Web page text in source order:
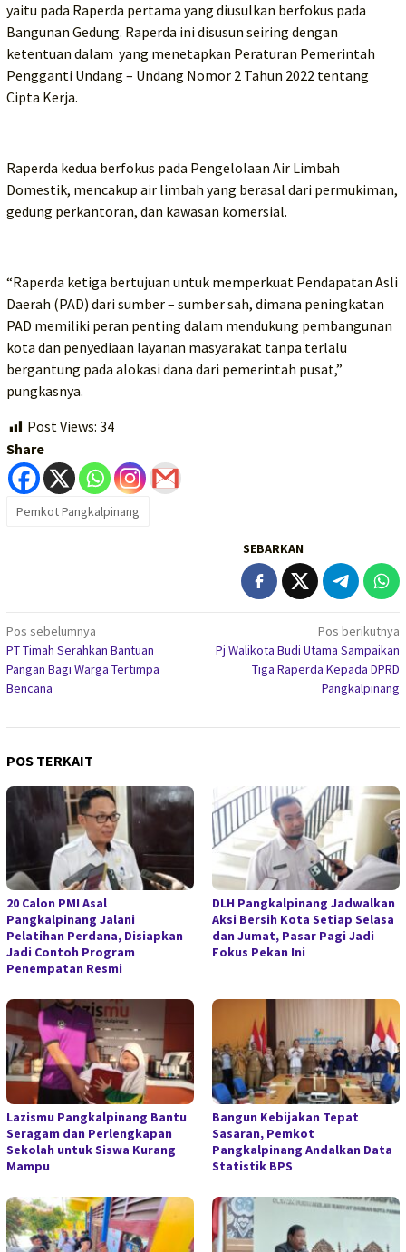
yaitu pada Raperda pertama yang diusulkan berfokus pada
Bangunan Gedung. Raperda ini disusun seiring dengan
ketentuan dalam yang menetapkan Peraturan Pemerintah
Pengganti Undang – Undang Nomor 2 Tahun 2022 tentang
Cipta Kerja.
Raperda kedua berfokus pada Pengelolaan Air Limbah
Domestik, mencakup air limbah yang berasal dari permukiman,
gedung perkantoran, dan kawasan komersial.
“Raperda ketiga bertujuan untuk memperkuat Pendapatan Asli
Daerah (PAD) dari sumber – sumber sah, dimana peningkatan
PAD memiliki peran penting dalam mendukung pembangunan
kota dan penyediaan layanan masyarakat tanpa terlalu
bergantung pada alokasi dana dari pemerintah pusat,”
pungkasnya.
Post Views: 34
Share
Pemkot Pangkalpinang
SEBARKAN
Navigasi
pos
Pos sebelumnya
PT Timah Serahkan Bantuan
Pangan Bagi Warga Tertimpa
Bencana
Pos berikutnya
Pj Walikota Budi Utama Sampaikan
Tiga Raperda Kepada DPRD
Pangkalpinang
POS TERKAIT
20 Calon PMI Asal
Pangkalpinang Jalani
Pelatihan Perdana, Disiapkan
Jadi Contoh Program
Penempatan Resmi
DLH Pangkalpinang Jadwalkan
Aksi Bersih Kota Setiap Selasa
dan Jumat, Pasar Pagi Jadi
Fokus Pekan Ini
Lazismu Pangkalpinang Bantu
Seragam dan Perlengkapan
Sekolah untuk Siswa Kurang
Mampu
Bangun Kebijakan Tepat
Sasaran, Pemkot
Pangkalpinang Andalkan Data
Statistik BPS